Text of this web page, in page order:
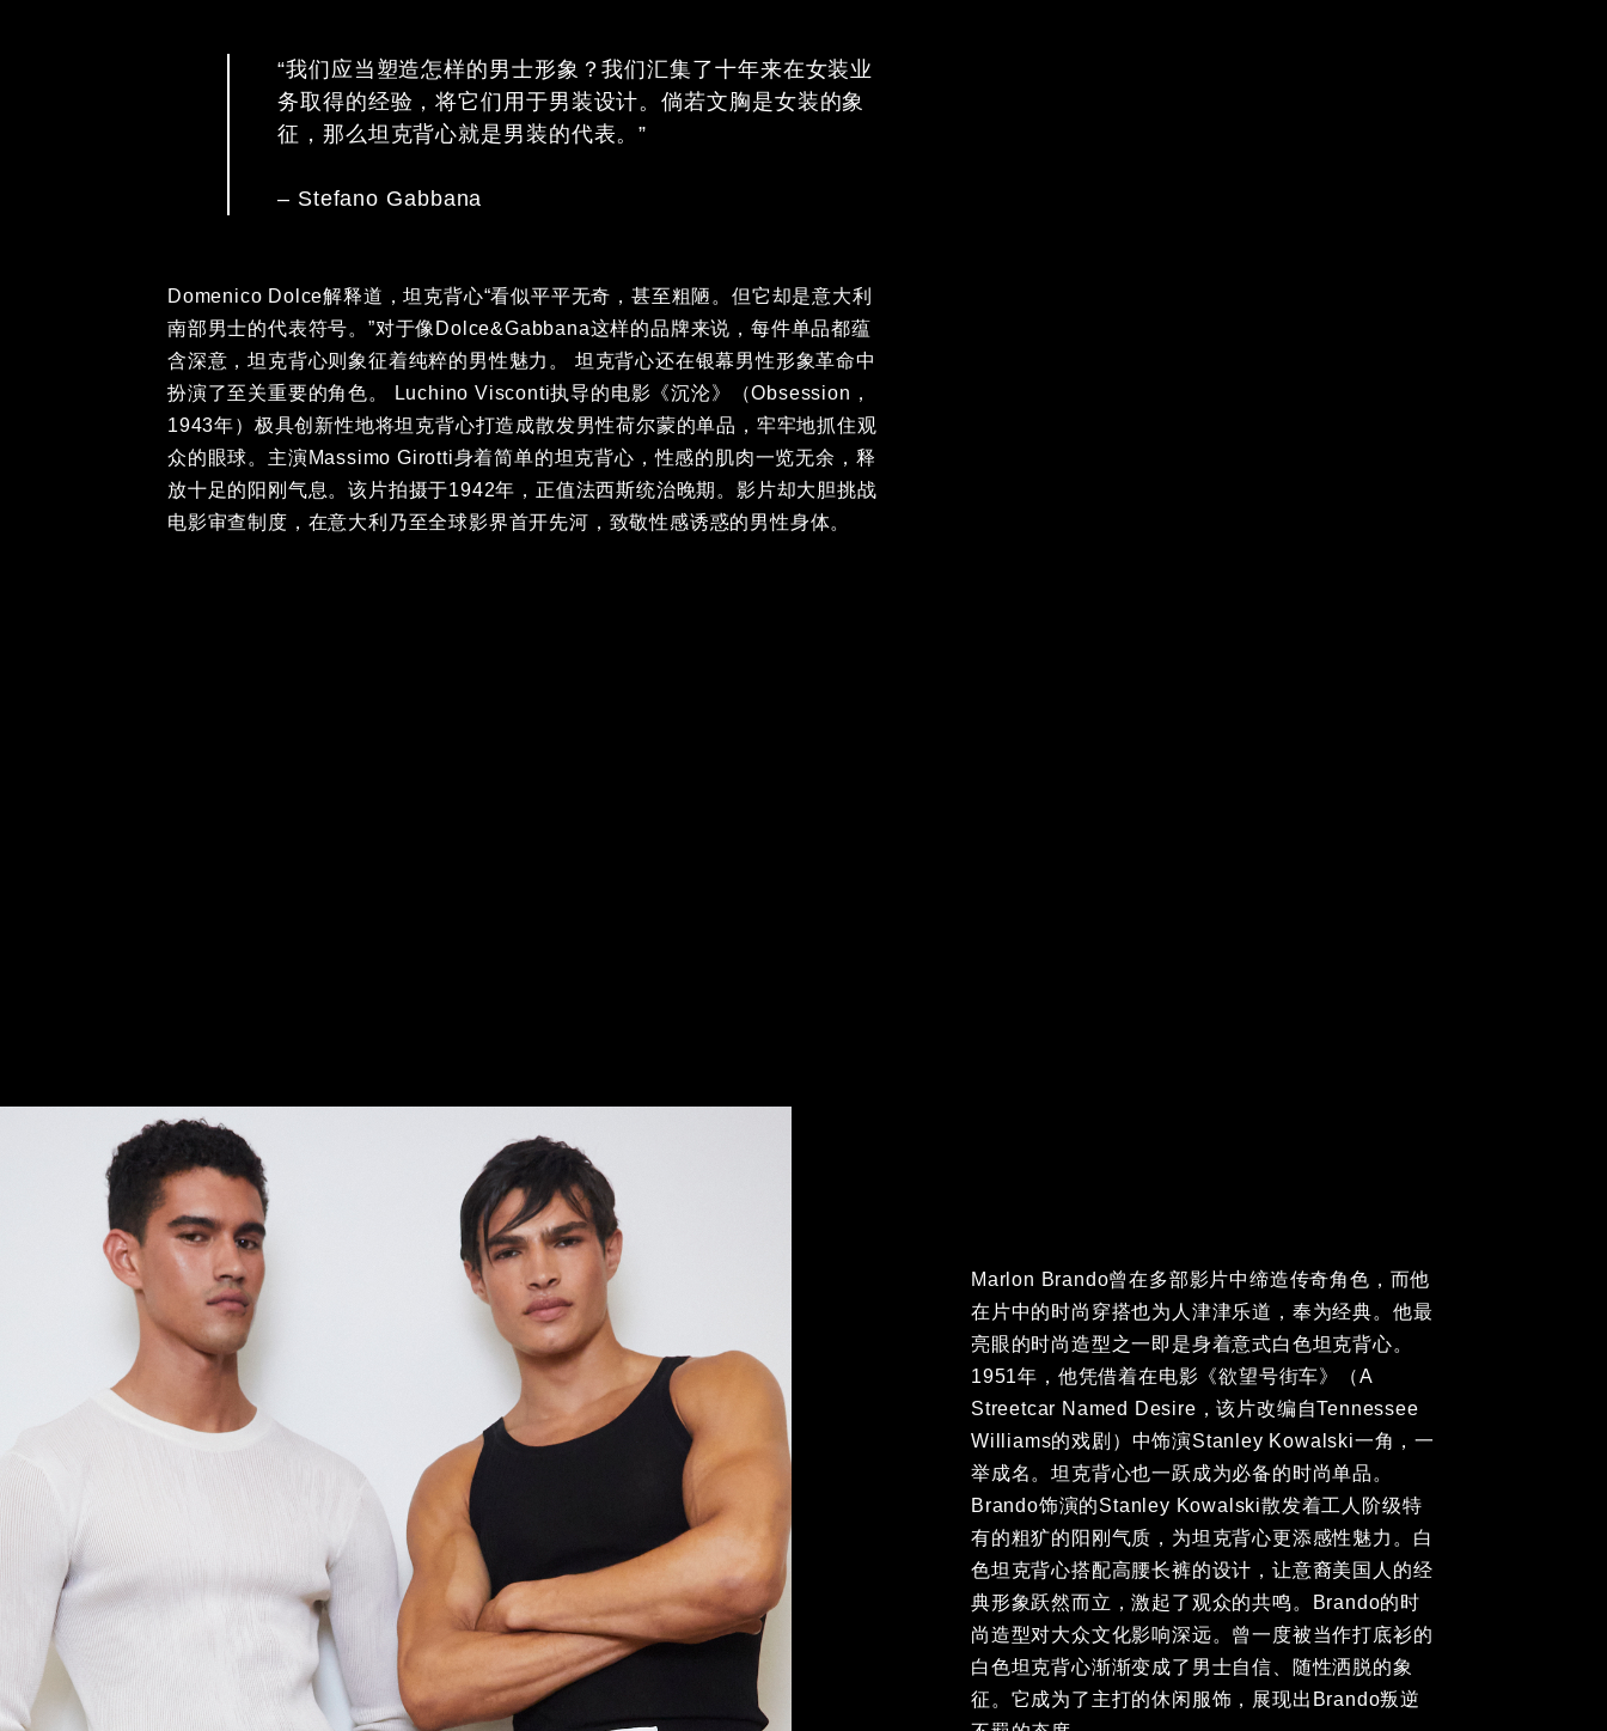
“我们应当塑造怎样的男士形象？我们汇集了十年来在女装业
务取得的经验，将它们用于男装设计。倘若文胸是女装的象
征，那么坦克背心就是男装的代表。”
– Stefano Gabbana
Domenico Dolce解释道，坦克背心“看似平平无奇，甚至粗陋。但它却是意大利南
部男士的代表符号。”对于像Dolce&Gabbana这样的品牌来说，每件单品都蕴含
深意，坦克背心则象征着纯粹的男性魅力。 坦克背心还在银幕男性形象革命中扮
演了至关重要的角色。 Luchino Visconti执导的电影《沉沦》（Obsession，1943
年）极具创新性地将坦克背心打造成散发男性荷尔蒙的单品，牢牢地抓住观众的眼
球。主演Massimo Girotti身着简单的坦克背心，性感的肌肉一览无余，释放十足
的阳刚气息。该片拍摄于1942年，正值法西斯统治晚期。影片却大胆挑战电影审
查制度，在意大利乃至全球影界首开先河，致敬性感诱惑的男性身体。
Marlon Brando曾在多部影片中缔造传奇角色，而他
在片中的时尚穿搭也为人津津乐道，奉为经典。他最
亮眼的时尚造型之一即是身着意式白色坦克背心。
1951年，他凭借着在电影《欲望号街车》（A
Streetcar Named Desire，该片改编自Tennessee
Williams的戏剧）中饰演Stanley Kowalski一角，一
举成名。坦克背心也一跃成为必备的时尚单品。
Brando饰演的Stanley Kowalski散发着工人阶级特有
的粗犷的阳刚气质，为坦克背心更添感性魅力。白色
坦克背心搭配高腰长裤的设计，让意裔美国人的经典
形象跃然而立，激起了观众的共鸣。Brando的时尚造
型对大众文化影响深远。曾一度被当作打底衫的白色
坦克背心渐渐变成了男士自信、随性洒脱的象征。它
成为了主打的休闲服饰，展现出Brando叛逆不羁的态